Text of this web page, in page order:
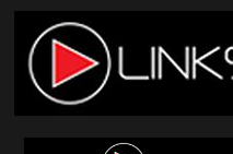
Skip
content
Link